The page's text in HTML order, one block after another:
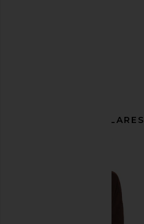
ARTÍCULOS SIMILARES